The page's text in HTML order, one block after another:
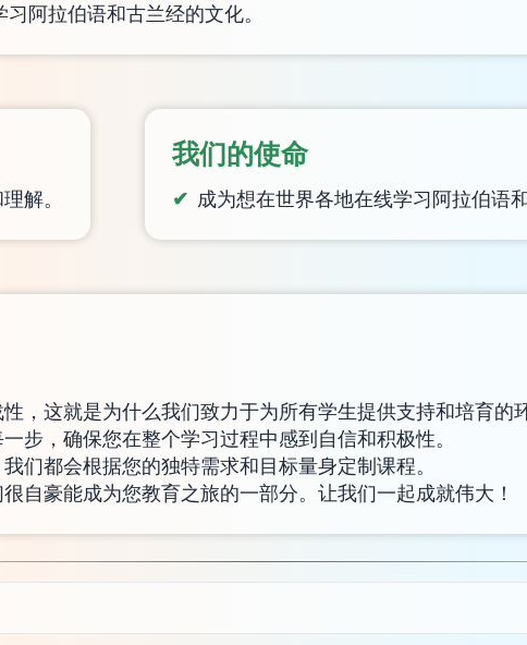
阿拉伯语和古兰经的文化。
解。
我们的使命
成为想在世界各地在线学习阿拉伯语
，这就是为什么我们致力于为所有学生提供支持和培育的
步，确保您在整个学习过程中感到自信和积极性。
们都会根据您的独特需求和目标量身定制课程。
自豪能成为您教育之旅的一部分。让我们一起成就伟大！